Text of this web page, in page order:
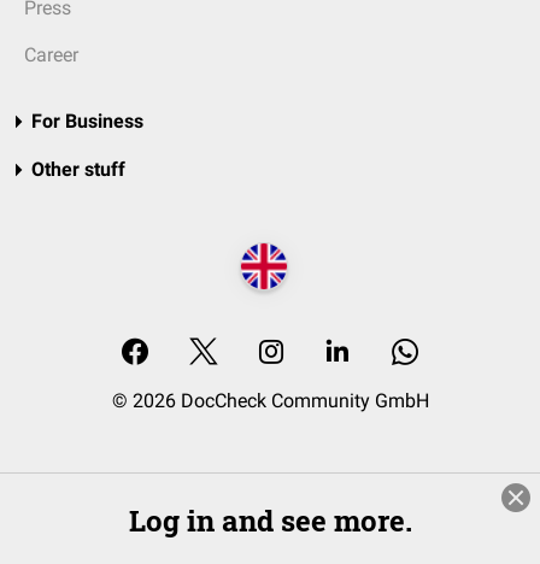
Press
Career
For Business
Other stuff
© 2026 DocCheck Community GmbH
Log in and see more.